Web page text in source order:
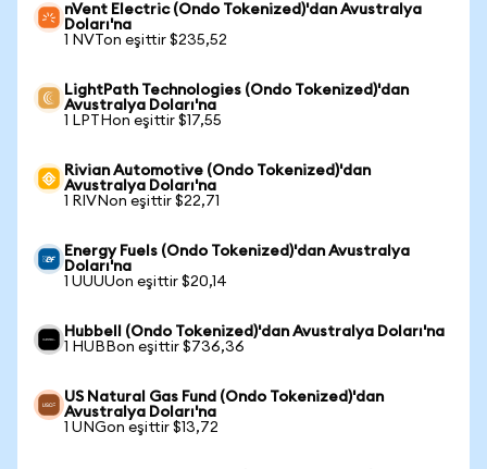
nVent Electric (Ondo Tokenized)'dan Avustralya
Doları'na
1 NVTon eşittir $235,52
LightPath Technologies (Ondo Tokenized)'dan
Avustralya Doları'na
1 LPTHon eşittir $17,55
Rivian Automotive (Ondo Tokenized)'dan
Avustralya Doları'na
1 RIVNon eşittir $22,71
Energy Fuels (Ondo Tokenized)'dan Avustralya
Doları'na
1 UUUUon eşittir $20,14
Hubbell (Ondo Tokenized)'dan Avustralya Doları'na
1 HUBBon eşittir $736,36
US Natural Gas Fund (Ondo Tokenized)'dan
Avustralya Doları'na
1 UNGon eşittir $13,72